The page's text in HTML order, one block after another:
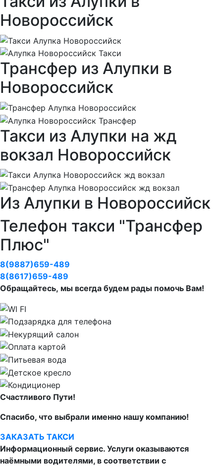
Новороссийск
Трансфер из Алупки в
Новороссийск
Такси из Алупки на жд
вокзал Новороссийск
Из Алупки в Новороссийск
Телефон такси "Трансфер
Плюс"
8(9887)659-489
8(8617)659-489
Обращайтесь, мы всегда будем рады помочь Вам!
Счастливого Пути!
Спасибо, что выбрали именно нашу компанию!
ЗАКАЗАТЬ ТАКСИ
Информационный сервис. Услуги оказываются
наёмными водителями, в соответствии с